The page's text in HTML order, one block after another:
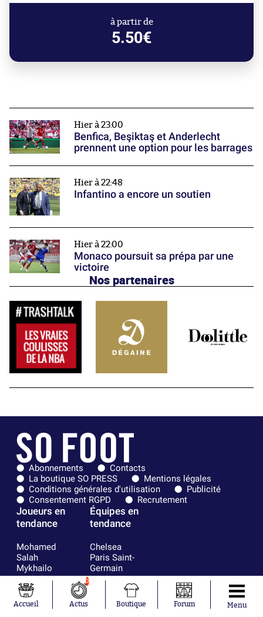
à partir de
5.50€
Hier à 23:00
Benfica, Beşiktaş et Anderlecht
prennent une option pour les barrages
Hier à 22:48
Infantino a encore un soutien
Hier à 22:00
Monaco poursuit sa prépa par une
victoire
Nos partenaires
Abonnements
Contacts
La boutique SO PRESS
Mentions légales
Conditions générales d'utilisation
Publicité
Consentement RGPD
Recrutement
Joueurs en
tendance
Mohamed
Salah
Mykhailo
Mudryk
Neymar
Khalis Merah
Loïs Openda
Équipes en
tendance
Chelsea
Paris Saint-
Germain
Bordeaux
Olympique
lyonnais
FIFA
Accueil
0
Actus Boutique Forum Menu